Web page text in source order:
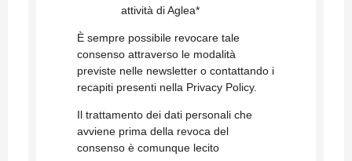
attività di Aglea*
È sempre possibile revocare tale
consenso attraverso le modalità
previste nelle newsletter o contattando i
recapiti presenti nella Privacy Policy.
Il trattamento dei dati personali che
avviene prima della revoca del
consenso è comunque lecito